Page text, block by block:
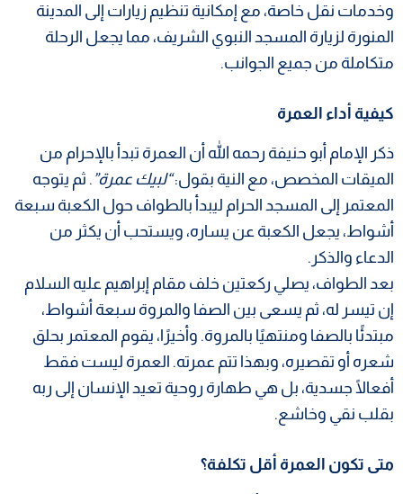
وخدمات نقل خاصة، مع إمكانية تنظيم زيارات إلى المدينة
المنورة لزيارة المسجد النبوي الشريف، مما يجعل الرحلة
متكاملة من جميع الجوانب.
كيفية أداء العمرة
ذكر الإمام أبو حنيفة رحمه الله أن العمرة تبدأ بالإحرام من
الميقات المخصص، مع النية بقول:“لبيك عمرة” . ثم يتوجه
المعتمر إلى المسجد الحرام ليبدأ بالطواف حول الكعبة سبعة
أشواط، يجعل الكعبة عن يساره، ويستحب أن يكثر من
الدعاء والذكر.
بعد الطواف، يصلي ركعتين خلف مقام إبراهيم عليه السلام
إن تيسر له، ثم يسعى بين الصفا والمروة سبعة أشواط،
مبتدئًا بالصفا ومنتهيًا بالمروة. وأخيرًا، يقوم المعتمر بحلق
شعره أو تقصيره، وبهذا تتم عمرته. العمرة ليست فقط
أفعالًا جسدية، بل هي طهارة روحية تعيد الإنسان إلى ربه
بقلب نقي وخاشع.
متى تكون العمرة أقل تكلفة؟